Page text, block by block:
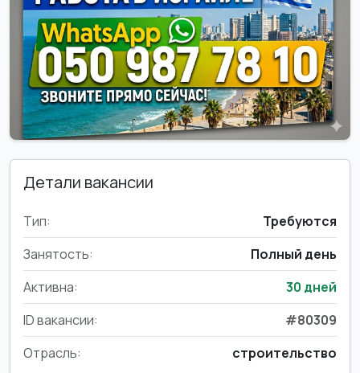
Детали вакансии
Тип:
Требуются
Занятость:
Полный день
Активна:
30 дней
ID вакансии:
#80309
Отрасль:
строительство